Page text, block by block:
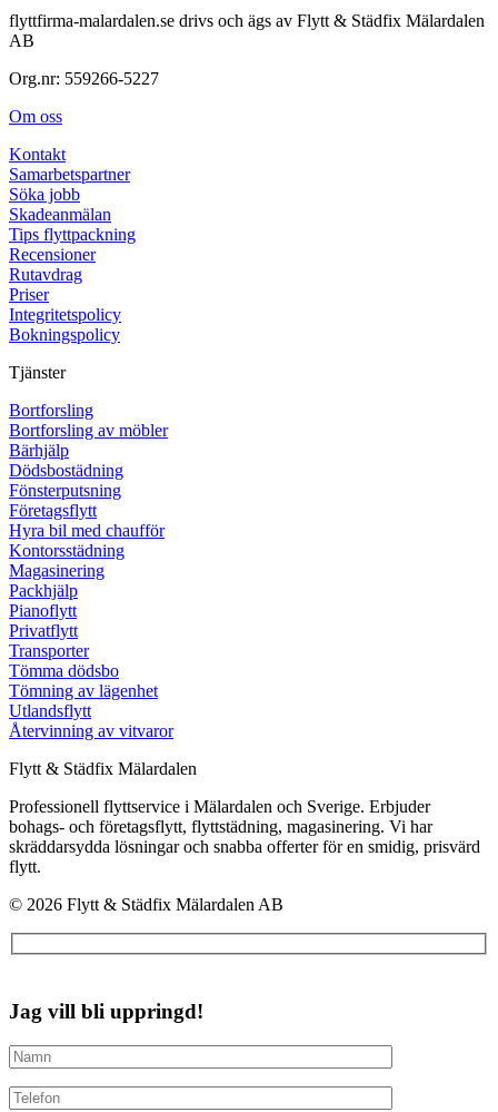
flyttfirma-malardalen.se drivs och ägs av Flytt & Städfix Mälardalen
AB
Org.nr: 559266-5227
Om oss
Kontakt
Samarbetspartner
Söka jobb
Skadeanmälan
Tips flyttpackning
Recensioner
Rutavdrag
Priser
Integritetspolicy
Bokningspolicy
Tjänster
Bortforsling
Bortforsling av möbler
Bärhjälp
Dödsbostädning
Fönsterputsning
Företagsflytt
Hyra bil med chaufför
Kontorsstädning
Magasinering
Packhjälp
Pianoflytt
Privatflytt
Transporter
Tömma dödsbo
Tömning av lägenhet
Utlandsflytt
Återvinning av vitvaror
Flytt & Städfix Mälardalen
Professionell flyttservice i Mälardalen och Sverige. Erbjuder
bohags- och företagsflytt, flyttstädning, magasinering. Vi har
skräddarsydda lösningar och snabba offerter för en smidig, prisvärd
flytt.
© 2026 Flytt & Städfix Mälardalen AB
Jag vill bli uppringd!